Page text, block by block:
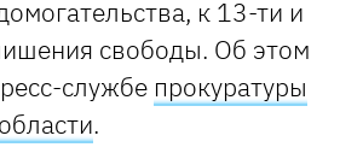
к 13-ти и
свободы. Об этом
службе прокуратуры
.